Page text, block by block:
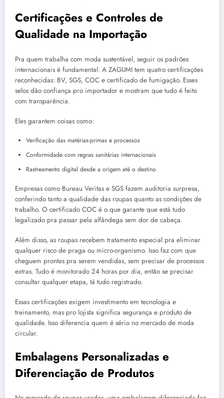
Certificações e Controles de
Qualidade na Importação
Pra quem trabalha com moda sustentável, seguir os padrões
internacionais é fundamental. A ZAGUMI tem quatro certificações
reconhecidas: BV, SGS, COC e certificado de fumigação. Esses
selos dão confiança pro importador e mostram que tudo é feito
com transparência.
Eles garantem coisas como:
Verificação das matérias-primas e processos
Conformidade com regras sanitárias internacionais
Rastreamento digital desde a origem até o destino
Empresas como Bureau Veritas e SGS fazem auditoria surpresa,
conferindo tanto a qualidade das roupas quanto as condições de
trabalho. O certificado COC é o que garante que está tudo
legalizado pra passar pela alfândega sem dor de cabeça.
Além disso, as roupas recebem tratamento especial pra eliminar
qualquer risco de praga ou micro-organismo. Isso faz com que
cheguem prontas pra serem vendidas, sem precisar de processos
extras. Tudo é monitorado 24 horas por dia, então se precisar
consultar qualquer etapa, tá tudo registrado.
Essas certificações exigem investimento em tecnologia e
treinamento, mas pro lojista significa segurança e produto de
qualidade. Isso diferencia quem é sério no mercado de moda
circular.
Embalagens Personalizadas e
Diferenciação de Produtos